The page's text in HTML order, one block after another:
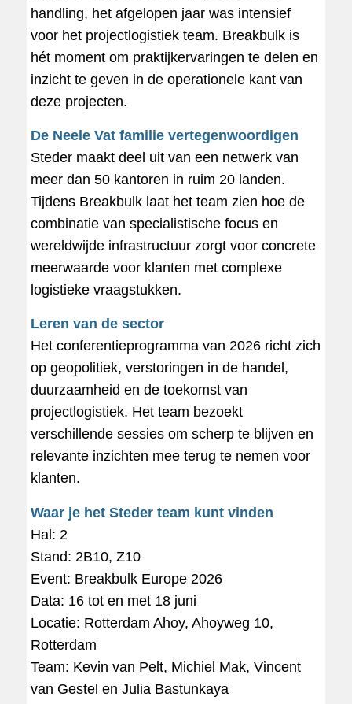
handling, het afgelopen jaar was intensief
voor het projectlogistiek team. Breakbulk is
hét moment om praktijkervaringen te delen en
inzicht te geven in de operationele kant van
deze projecten.
De Neele Vat familie vertegenwoordigen
Steder maakt deel uit van een netwerk van
meer dan 50 kantoren in ruim 20 landen.
Tijdens Breakbulk laat het team zien hoe de
combinatie van specialistische focus en
wereldwijde infrastructuur zorgt voor concrete
meerwaarde voor klanten met complexe
logistieke vraagstukken.
Leren van de sector
Het conferentieprogramma van 2026 richt zich
op geopolitiek, verstoringen in de handel,
duurzaamheid en de toekomst van
projectlogistiek. Het team bezoekt
verschillende sessies om scherp te blijven en
relevante inzichten mee terug te nemen voor
klanten.
Waar je het Steder team kunt vinden
Hal: 2
Stand: 2B10, Z10
Event: Breakbulk Europe 2026
Data: 16 tot en met 18 juni
Locatie: Rotterdam Ahoy, Ahoyweg 10,
Rotterdam
Team: Kevin van Pelt, Michiel Mak, Vincent
van Gestel en Julia Bastunkaya